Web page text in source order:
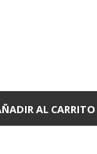
AL CARRITO